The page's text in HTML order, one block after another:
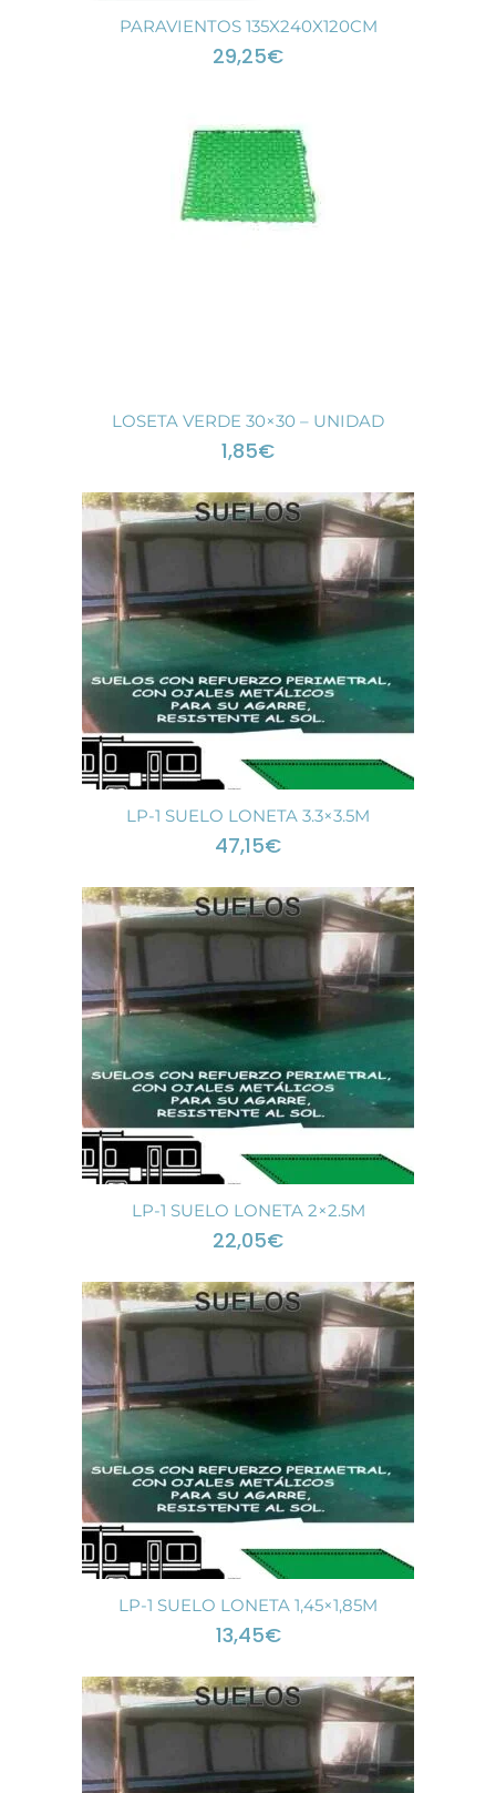
PARAVIENTOS 135X240X120CM
29,25€
LOSETA VERDE 30×30 – UNIDAD
1,85€
LP-1 SUELO LONETA 3.3×3.5M
47,15€
LP-1 SUELO LONETA 2×2.5M
22,05€
LP-1 SUELO LONETA 1,45×1,85M
13,45€